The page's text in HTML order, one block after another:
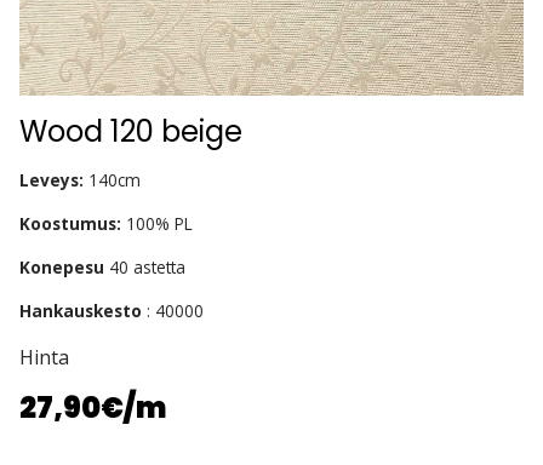
Wood 120 beige
Leveys: 140cm
Koostumus: 100% PL
Konepesu 40 astetta
Hankauskesto : 40000
Hinta
27,90€/m